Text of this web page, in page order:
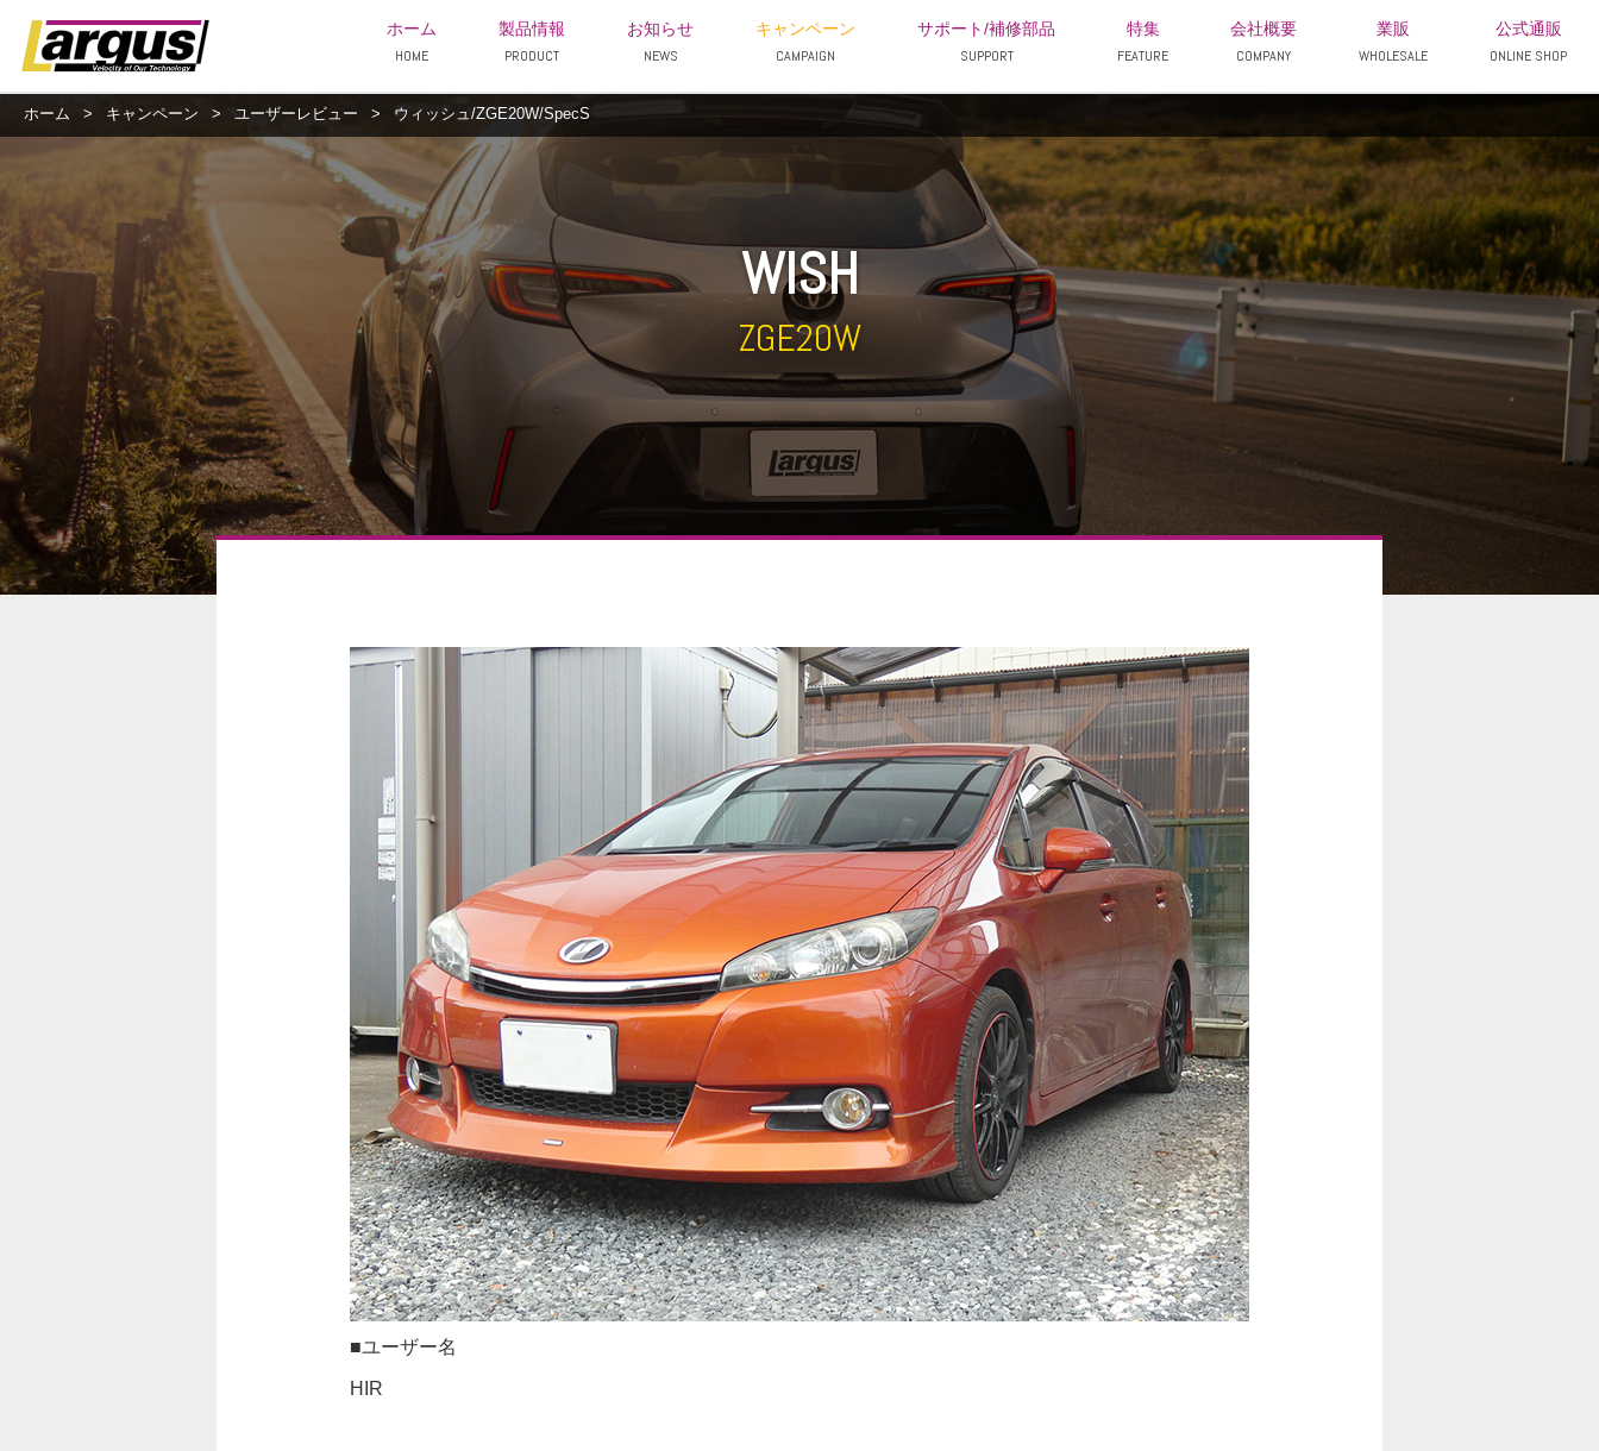
ホーム
HOME
製品情報
PRODUCT
お知らせ
NEWS
キャンペーン
CAMPAIGN
サポート/補修部品
SUPPORT
特集
FEATURE
会社概要
COMPANY
業販
WHOLESALE
公式通販
ONLINE SHOP
ホーム > キャンペーン > ユーザーレビュー > ウィッシュ/ZGE20W/SpecS
WISH
ZGE20W
■ユーザー名
HIR